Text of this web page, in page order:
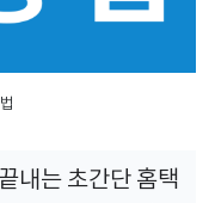
내는 초간단 홈택